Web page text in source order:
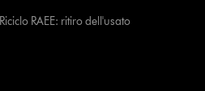
Riciclo RAEE: ritiro dell'usato